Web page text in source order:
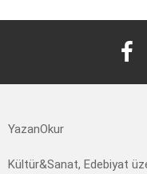
YazanOkur
Kültür&Sanat, Edebiyat